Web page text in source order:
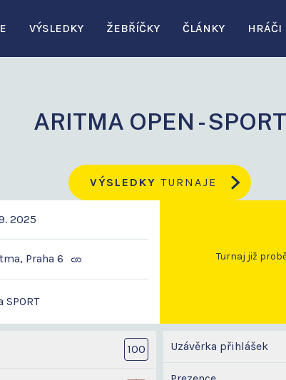
VÝSLEDKY ŽEBŘÍČKY ČLÁNKY HRÁČI
ARITMA OPEN - SPORT
VÝSLEDKY TURNAJE
2025
Praha 6 Turnaj již
100 Uzávěrka přihlášek